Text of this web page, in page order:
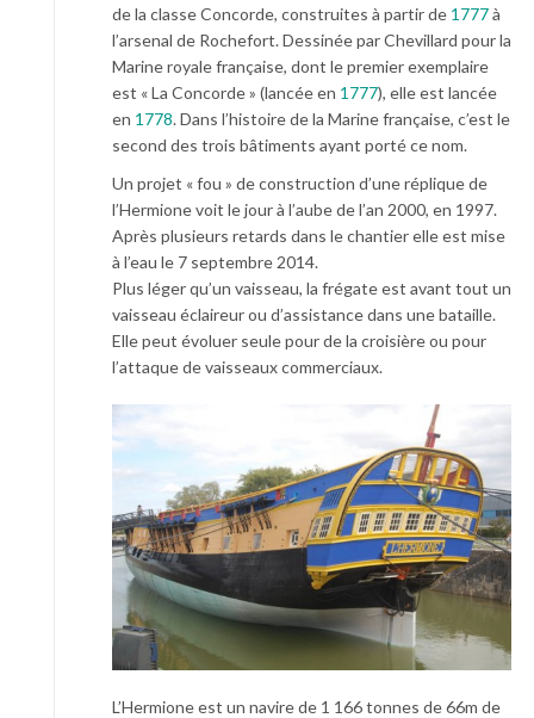
de la classe Concorde, construites à partir de 1777à
l’arsenal de Rochefort. Dessinée par Chevillard pour la
Marine royale française, dont le premier exemplaire
est « La Concorde » (lancée en 1777), elle est lancée
en 1778. Dans l’histoire de la Marine française, c’est le
second des trois bâtiments ayant porté ce nom.
Un projet « fou » de construction d’une réplique de
l’Hermione voit le jour à l’aube de l’an 2000, en 1997.
Après plusieurs retards dans le chantier elle est mise
à l’eau le 7 septembre 2014.
Plus léger qu’un vaisseau, la frégate est avant tout un
vaisseau éclaireur ou d’assistance dans une bataille.
Elle peut évoluer seule pour de la croisière ou pour
l’attaque de vaisseaux commerciaux.
L’Hermione est un navire de 1 166 tonnes de 66m de